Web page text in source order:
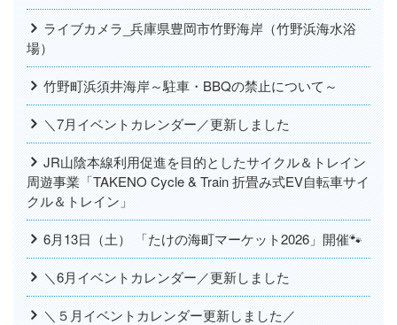
ライブカメラ_兵庫県豊岡市竹野海岸（竹野浜海水浴
場）
竹野町浜須井海岸～駐車・BBQの禁止について～
＼7月イベントカレンダー／更新しました
JR山陰本線利用促進を目的としたサイクル＆トレイン
周遊事業「TAKENO Cycle & Train 折畳み式EV自転車サイ
クル＆トレイン」
6月13日（土） 「たけの海町マーケット2026」開催🐾
＼6月イベントカレンダー／更新しました
＼５月イベントカレンダー更新しました／